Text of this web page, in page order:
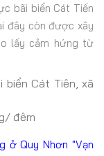
bãi biển Cát Tiến
đây còn được xây
lấy cảm hứng từ
biển Cát Tiên, xã
đêm
ở Quy Nhơn "Vạn